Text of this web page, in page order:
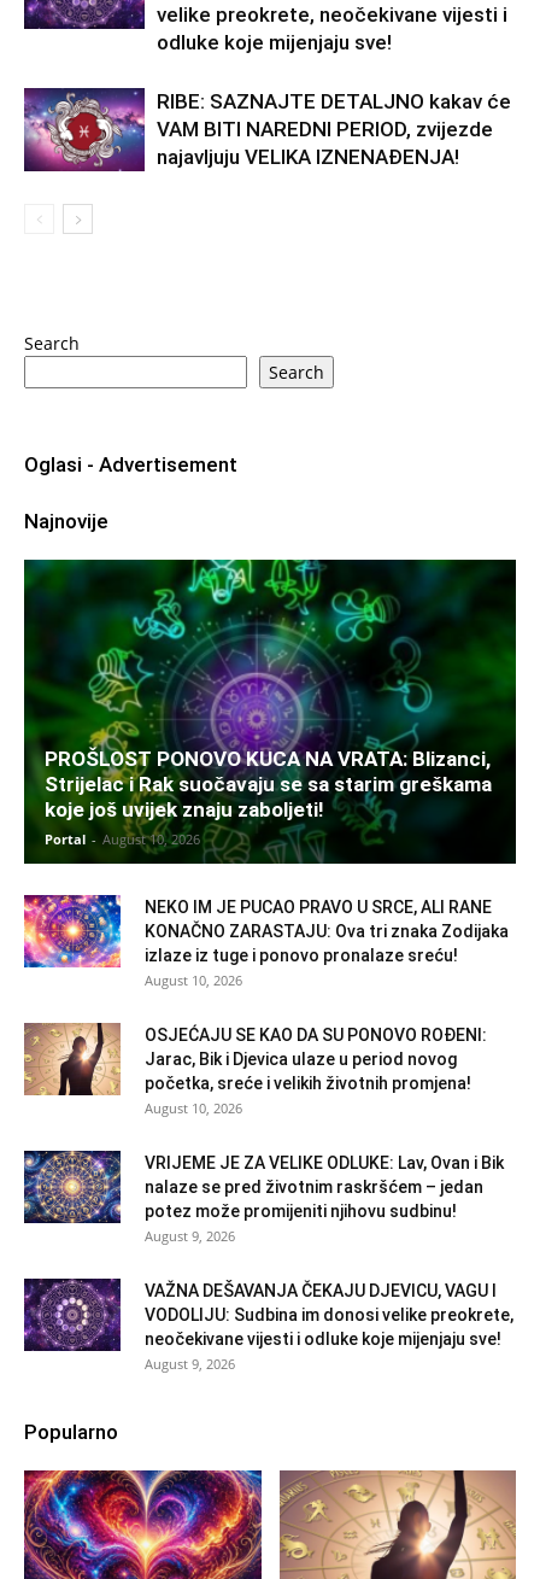
velike preokrete, neočekivane vijesti i
odluke koje mijenjaju sve!
RIBE: SAZNAJTE DETALJNO kakav će
VAM BITI NAREDNI PERIOD, zvijezde
najavljuju VELIKA IZNENAĐENJA!
Search
Search
Oglasi - Advertisement
Najnovije
PROŠLOST PONOVO KUCA NA VRATA: Blizanci,
Strijelac i Rak suočavaju se sa starim greškama
koje još uvijek znaju zaboljeti!
Portal - August 10, 2026
NEKO IM JE PUCAO PRAVO U SRCE, ALI RANE
KONAČNO ZARASTAJU: Ova tri znaka Zodijaka
izlaze iz tuge i ponovo pronalaze sreću!
August 10, 2026
OSJEĆAJU SE KAO DA SU PONOVO ROĐENI:
Jarac, Bik i Djevica ulaze u period novog
početka, sreće i velikih životnih promjena!
August 10, 2026
VRIJEME JE ZA VELIKE ODLUKE: Lav, Ovan i Bik
nalaze se pred životnim raskršćem – jedan
potez može promijeniti njihovu sudbinu!
August 9, 2026
VAŽNA DEŠAVANJA ČEKAJU DJEVICU, VAGU I
VODOLIJU: Sudbina im donosi velike preokrete,
neočekivane vijesti i odluke koje mijenjaju sve!
August 9, 2026
Popularno